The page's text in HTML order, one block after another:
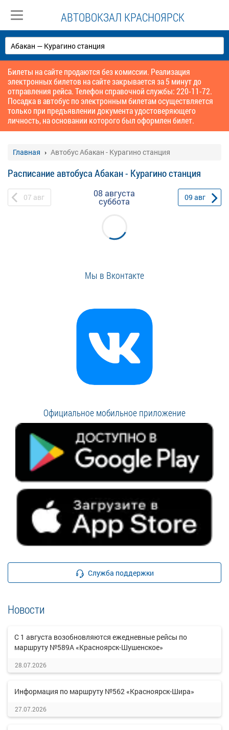
АВТОВОКЗАЛ КРАСНОЯРСК
Билеты на сайте продаются без комиссии. Реализация
электронных билетов на сайте закрывается за 5 минут до
отправления рейса. Телефон справочной службы: 220-11-72.
Посадка в автобус по электронным билетам осуществляется
только при предъявлении документа удостоверяющего
личность, на основании которого был оформлен билет.
Главная Автобус Абакан - Курагино станция
Расписание автобуса Абакан - Курагино станция
07 авг 08 августа
суббота 09 авг
Мы в Вконтакте
Официальное мобильное приложение
Служба поддержки
Новости
С 1 августа возобновляются ежедневные рейсы по
маршруту №589А «Красноярск-Шушенское»
28.07.2026
Информация по маршруту №562 «Красноярск-Шира»
27.07.2026